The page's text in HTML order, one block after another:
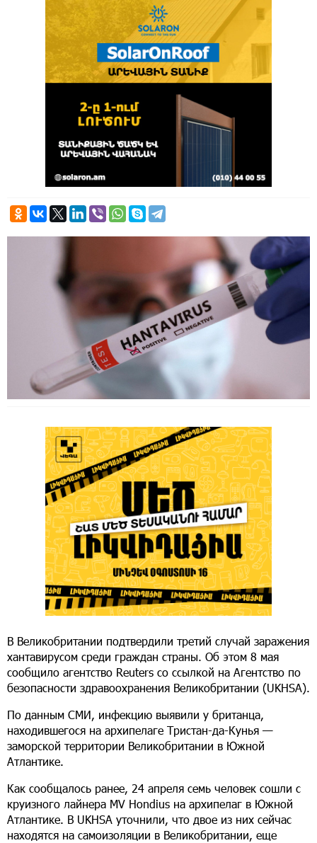
В Великобритании подтвердили третий случай заражения
хантавирусом среди граждан страны. Об этом 8 мая
сообщило агентство Reuters со ссылкой на Агентство по
безопасности здравоохранения Великобритании (UKHSA).
По данным СМИ, инфекцию выявили у британца,
находившегося на архипелаге Тристан-да-Кунья —
заморской территории Великобритании в Южной
Атлантике.
Как сообщалось ранее, 24 апреля семь человек сошли с
круизного лайнера MV Hondius на архипелаг в Южной
Атлантике. В UKHSA уточнили, что двое из них сейчас
находятся на самоизоляции в Великобритании, еще